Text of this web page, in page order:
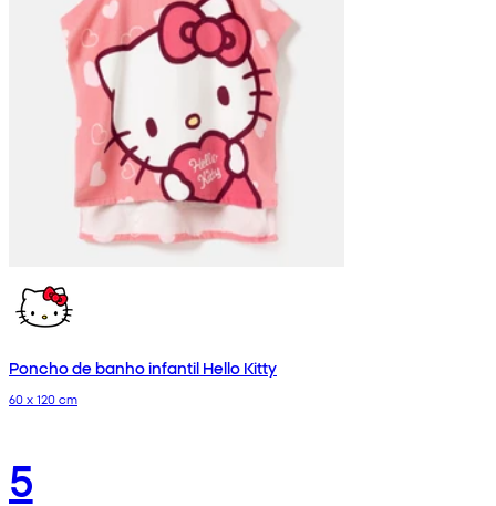
Poncho de banho infantil Hello Kitty
60 x 120 cm
5